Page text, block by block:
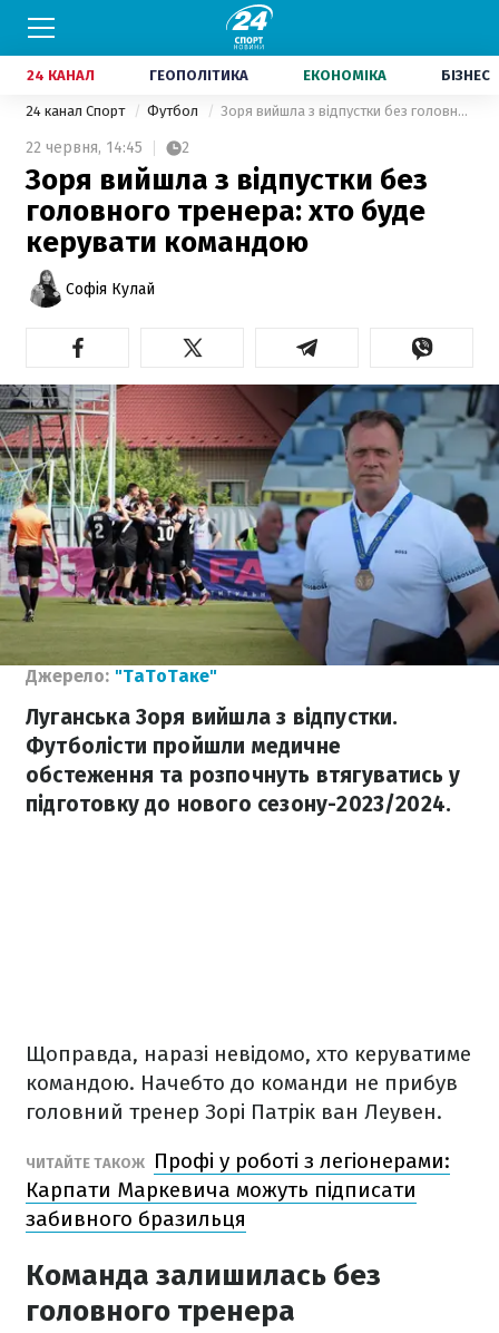
24 КАНАЛ ГЕОПОЛІТИКА ЕКОНОМІКА БІЗНЕС
24 канал Спорт Футбол Зоря вийшла з відпустки без головного тренера: хто буде керувати командою
22 червня, 14:45 2
Зоря вийшла з відпустки без
головного тренера: хто буде
керувати командою
Софія Кулай
Джерело: "ТаТоТаке"
Луганська Зоря вийшла з відпустки.
Футболісти пройшли медичне
обстеження та розпочнуть втягуватись у
підготовку до нового сезону-2023/2024.
Щоправда, наразі невідомо, хто керуватиме
командою. Начебто до команди не прибув
головний тренер Зорі Патрік ван Леувен.
ЧИТАЙТЕ ТАКОЖ
Профі у роботі з легіонерами:
Карпати Маркевича можуть підписати
забивного бразильця
Команда залишилась без
головного тренера